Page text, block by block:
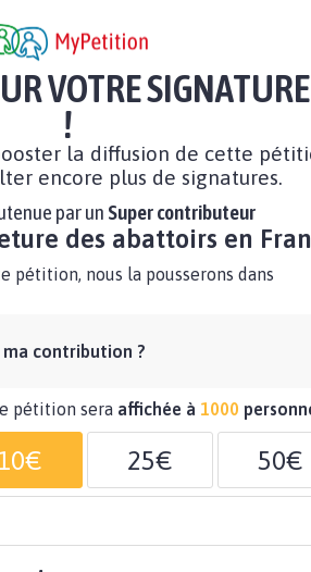
VOTRE SIGNATURE
!
la diffusion de cette
encore plus de signatures.
par un Super contributeur
des abattoirs en
pétition, nous la pousserons dans
ma contribution ?
pétition sera affichée à 1000
25€ 50€